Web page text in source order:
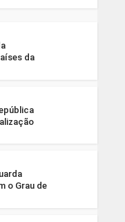
da
o Grau de